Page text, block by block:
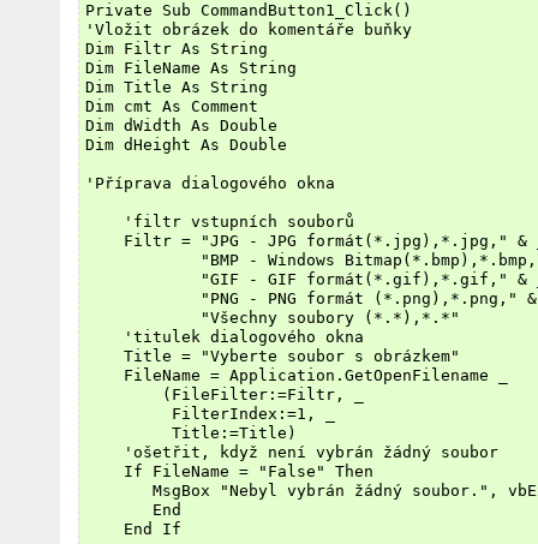
Private Sub CommandButton1_Click()
'Vložit obrázek do komentáře buňky
Dim Filtr As String
Dim FileName As String
Dim Title As String
Dim cmt As Comment
Dim dWidth As Double
Dim dHeight As Double
'Příprava dialogového okna
    'filtr vstupních souborů
Filtr = "JPG - JPG formát(*.jpg),*.jpg," &
"BMP - Windows
"GIF - GIF formát(*.gif),*.gif," &
"PNG - PNG formát (*.png),*.png,"
            "Všechny soubory (*.*),*.*"
    'titulek dialogového okna
    Title = "Vyberte soubor s obrázkem"
    FileName = Application.GetOpenFilename _
        (FileFilter:=Filtr, _
         FilterIndex:=1, _
         Title:=Title)
    'ošetřit, když není vybrán žádný soubor
    If FileName = "False" Then
MsgBox "Nebyl vybrán žádný soubor.",
       End
    End If